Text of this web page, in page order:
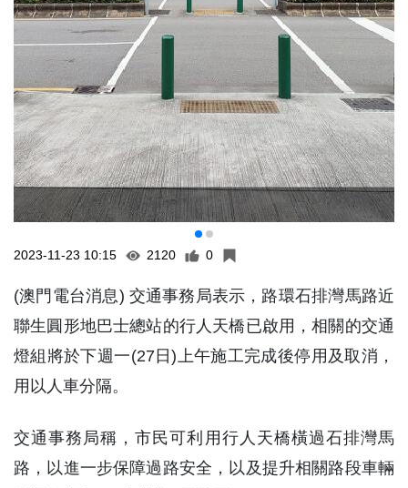
2023-11-23 10:15 2120 0
(澳門電台消息) 交通事務局表示，路環石排灣馬路近
聯生圓形地巴士總站的行人天橋已啟用，相關的交通
燈組將於下週一(27日)上午施工完成後停用及取消，
用以人車分隔。
交通事務局稱，市民可利用行人天橋橫過石排灣馬
路，以進一步保障過路安全，以及提升相關路段車輛